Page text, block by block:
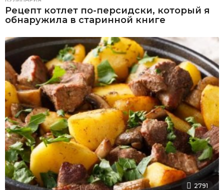
Рецепт котлет по-персидски, который я
обнаружила в старинной книге
2791